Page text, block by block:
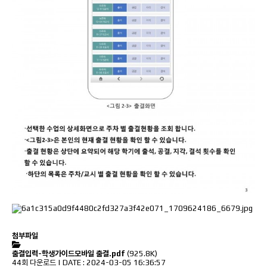
첨부파일
출결입력-학생가이드모바일 출결.pdf (925.8K)
44회 다운로드 | DATE : 2024-03-05 16:36:57